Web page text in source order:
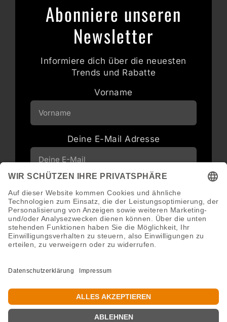
Abonniere unseren
Newsletter
Informiere dich über die neuesten
Trends und Rabatte
Vorname
Deine E-Mail Adresse
erhalten
Abonnieren
Abmeldung jederzeit möglich.